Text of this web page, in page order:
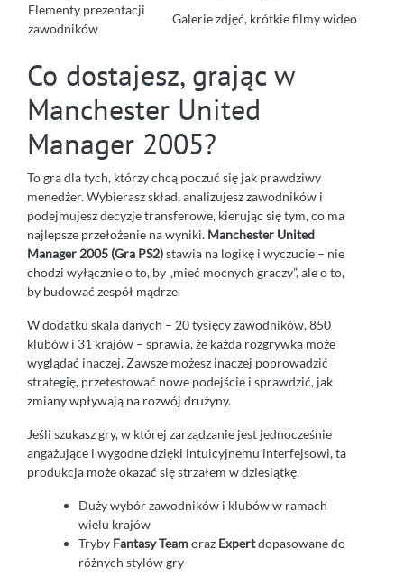
Elementy prezentacji
zawodników
Galerie zdjęć, krótkie filmy wideo
Co dostajesz, grając w
Manchester United
Manager 2005?
To gra dla tych, którzy chcą poczuć się jak prawdziwy
menedżer. Wybierasz skład, analizujesz zawodników i
podejmujesz decyzje transferowe, kierując się tym, co ma
najlepsze przełożenie na wyniki. Manchester United
Manager 2005 (Gra PS2)stawia na logikę i wyczucie – nie
chodzi wyłącznie o to, by „mieć mocnych graczy”, ale o to,
by budować zespół mądrze.
W dodatku skala danych – 20 tysięcy zawodników, 850
klubów i 31 krajów – sprawia, że każda rozgrywka może
wyglądać inaczej. Zawsze możesz inaczej poprowadzić
strategię, przetestować nowe podejście i sprawdzić, jak
zmiany wpływają na rozwój drużyny.
Jeśli szukasz gry, w której zarządzanie jest jednocześnie
angażujące i wygodne dzięki intuicyjnemu interfejsowi, ta
produkcja może okazać się strzałem w dziesiątkę.
Duży wybór zawodników i klubów w ramach
wielu krajów
Tryby Fantasy Teamoraz Expertdopasowane do
różnych stylów gry